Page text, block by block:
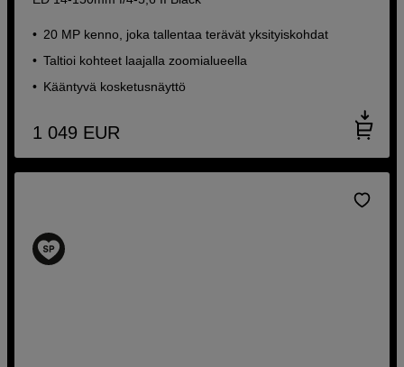
20 MP kenno, joka tallentaa terävät yksityiskohdat
Taltioi kohteet laajalla zoomialueella
Kääntyvä kosketusnäyttö
1 049 EUR